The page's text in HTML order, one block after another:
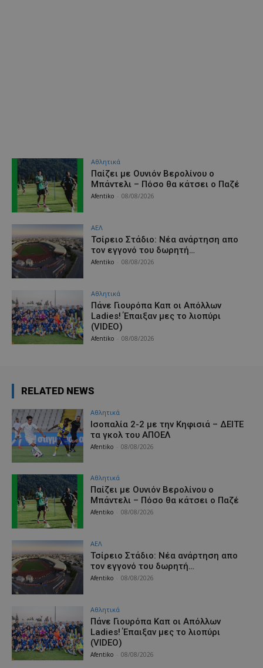
Αθλητικά
Παίζει με Ουνιόν Βερολίνου ο
Μπάντελι – Πόσο θα κάτσει ο Παζέ
Afentiko 08/08/2026
ΑΕΛ
Τσίρειο Στάδιο: Νέα ανάρτηση απο
τον εγγονό του δωρητή…
Afentiko 08/08/2026
Αθλητικά
Πάνε Γιουρόπα Καπ oι Απόλλων
Ladies! Έπαιξαν μες το λιοπύρι
(VIDEO)
Afentiko 08/08/2026
RELATED NEWS
Αθλητικά
Iσοπαλία 2-2 με την Κηφισιά – ΔΕΙΤΕ
τα γκολ του ΑΠΟΕΛ
Afentiko 08/08/2026
Αθλητικά
Παίζει με Ουνιόν Βερολίνου ο
Μπάντελι – Πόσο θα κάτσει ο Παζέ
Afentiko 08/08/2026
ΑΕΛ
Τσίρειο Στάδιο: Νέα ανάρτηση απο
τον εγγονό του δωρητή…
Afentiko 08/08/2026
Αθλητικά
Πάνε Γιουρόπα Καπ oι Απόλλων
Ladies! Έπαιξαν μες το λιοπύρι
(VIDEO)
Afentiko 08/08/2026